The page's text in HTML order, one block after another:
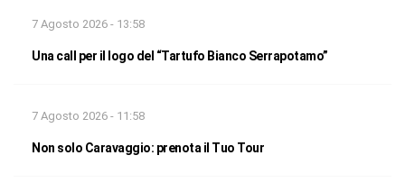
7 Agosto 2026 - 13:58
Una call per il logo del “Tartufo Bianco Serrapotamo”
7 Agosto 2026 - 11:58
Non solo Caravaggio: prenota il Tuo Tour